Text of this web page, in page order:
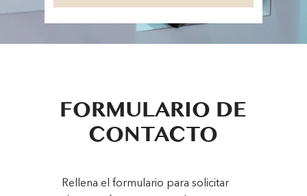
FORMULARIO DE
CONTACTO
Rellena el formulario para solicitar